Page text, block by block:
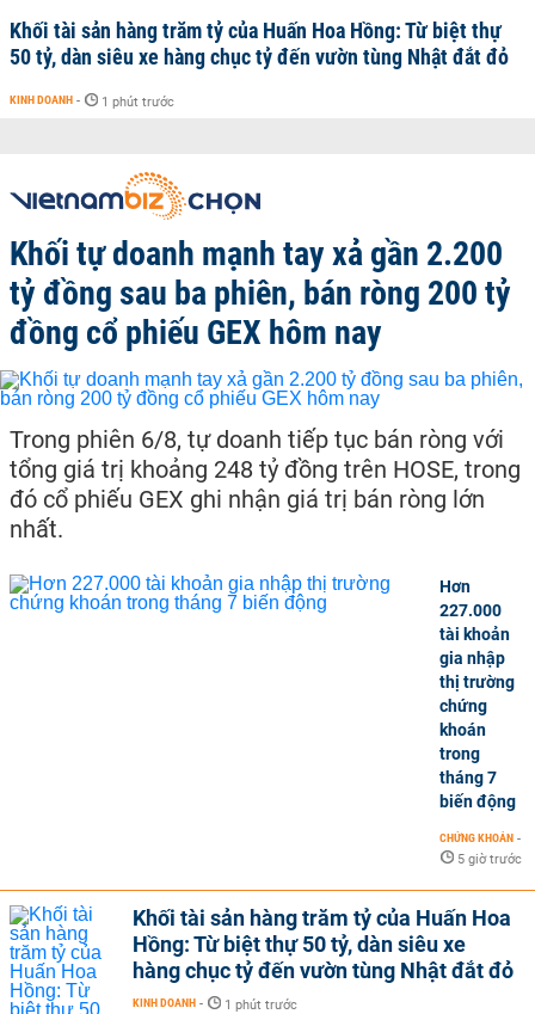
Khối tài sản hàng trăm tỷ của Huấn Hoa Hồng: Từ biệt thự
50 tỷ, dàn siêu xe hàng chục tỷ đến vườn tùng Nhật đắt đỏ
KINH DOANH - 1 phút trước
Khối tự doanh mạnh tay xả gần 2.200
tỷ đồng sau ba phiên, bán ròng 200 tỷ
đồng cổ phiếu GEX hôm nay
Trong phiên 6/8, tự doanh tiếp tục bán ròng với
tổng giá trị khoảng 248 tỷ đồng trên HOSE, trong
đó cổ phiếu GEX ghi nhận giá trị bán ròng lớn
nhất.
Hơn
227.000
tài khoản
gia nhập
thị trường
chứng
khoán
trong
tháng 7
biến động
CHỨNG KHOÁN -
5 giờ trước
Khối tài sản hàng trăm tỷ của Huấn Hoa
Hồng: Từ biệt thự 50 tỷ, dàn siêu xe
hàng chục tỷ đến vườn tùng Nhật đắt đỏ
KINH DOANH - 1 phút trước